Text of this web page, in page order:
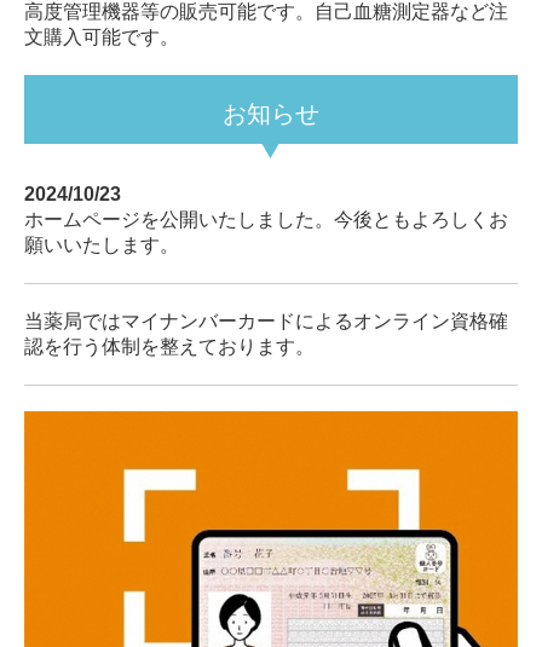
高度管理機器等の販売可能です。自己血糖測定器など注
文購入可能です。
お知らせ
2024/10/23
ホームページを公開いたしました。今後ともよろしくお
願いいたします。
当薬局ではマイナンバーカードによるオンライン資格確
認を行う体制を整えております。